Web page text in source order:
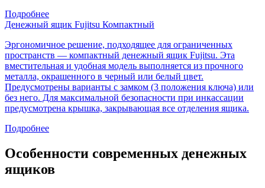
Подробнее
Денежный ящик Fujitsu Компактный
Эргономичное решение, подходящее для ограниченных
пространств — компактный денежный ящик Fujitsu. Эта
вместительная и удобная модель выполняется из прочного
металла, окрашенного в черный или белый цвет.
Предусмотрены варианты с замком (3 положения ключа) или
без него. Для максимальной безопасности при инкассации
предусмотрена крышка, закрывающая все отделения ящика.
Подробнее
Особенности современных денежных
ящиков